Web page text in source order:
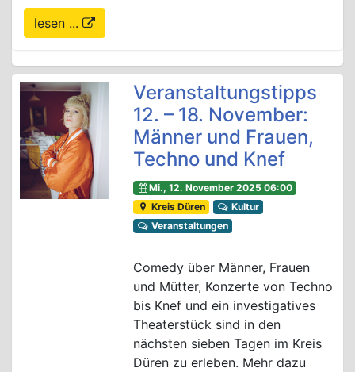
lesen ...
Veranstaltungstipps
12. – 18. November:
Männer und Frauen,
Techno und Knef
Mi., 12. November 2025 06:00
Kreis Düren
Kultur
Veranstaltungen
Comedy über Männer, Frauen
und Mütter, Konzerte von Techno
bis Knef und ein investigatives
Theaterstück sind in den
nächsten sieben Tagen im Kreis
Düren zu erleben. Mehr dazu